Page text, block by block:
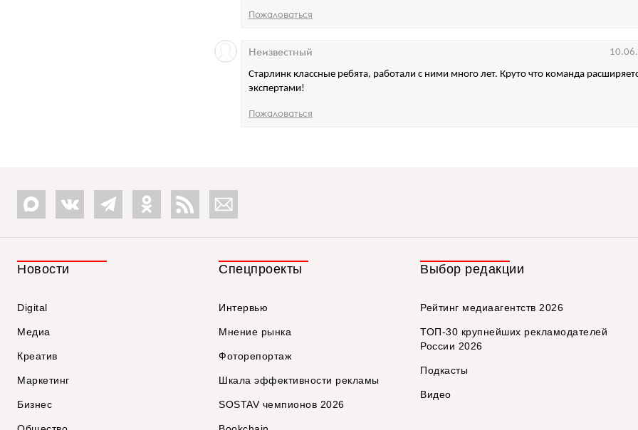
Пожаловаться
Старлинк классные ребята, работали с ними много лет. Круто что команда
экспертами!
Неизвестный
Пожаловаться
Новости
Digital
Медиа
Креатив
Маркетинг
Бизнес
Спецпроекты
Интервью
Мнение рынка
Фоторепортаж
Шкала эффективности рекламы
SOSTAV чемпионов 2026
Выбор редакции
Рейтинг медиаагентств 2026
ТОП-30 крупнейших рекламодателей
России 2026
Подкасты
Видео